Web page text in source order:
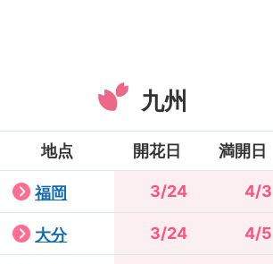
九州
地点 開花日 満開日
福岡 3/24 4/3
大分 3/24 4/5